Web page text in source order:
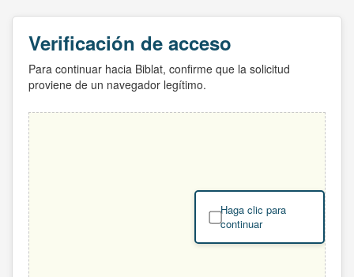
Verificación de acceso
Para continuar hacia Biblat, confirme que la solicitud
proviene de un navegador legítimo.
Haga clic para
continuar